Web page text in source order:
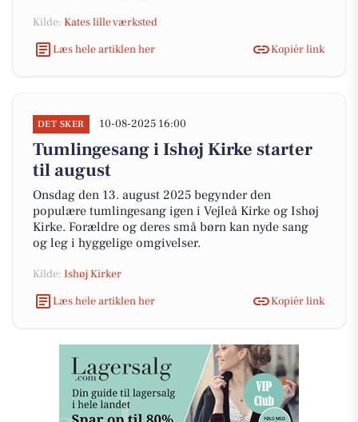
Kilde: Kates lille værksted
Læs hele artiklen her
Kopiér link
DET SKER 10-08-2025 16:00
Tumlingesang i Ishøj Kirke starter
til august
Onsdag den 13. august 2025 begynder den
populære tumlingesang igen i Vejleå Kirke og Ishøj
Kirke. Forældre og deres små børn kan nyde sang
og leg i hyggelige omgivelser.
Kilde: Ishøj Kirker
Læs hele artiklen her
Kopiér link